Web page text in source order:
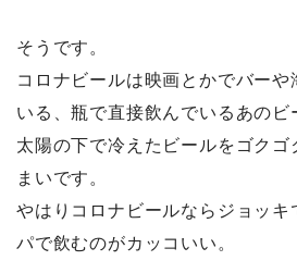
そうです。
コロナビールは映画とかでバー
いる、瓶で直接飲んでいるあのビ
太陽の下で冷えたビールをゴクゴ
まいです。
やはりコロナビールならジョッキ
パで飲むのがカッコいい。